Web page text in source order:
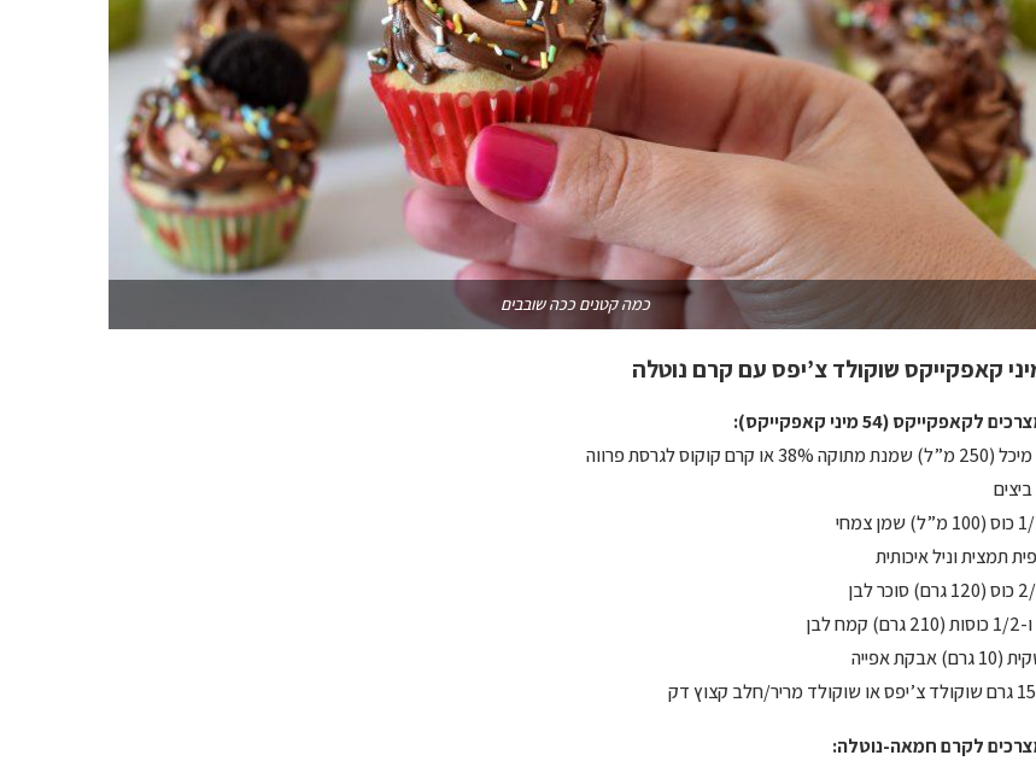
כמה קטנים ככה שובבים
קאפקייקס שוקולד צ’יפס עם קרם נוטלה
לקאפקייקס (54 מיני קאפקייקס):
שמן צמחי
תמצית וניל איכותית
סוכר לבן
גרם) אבקת אפייה
שוקולד מריר/חלב קצוץ דק
לקרם חמאה-נוטלה: